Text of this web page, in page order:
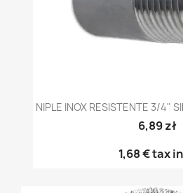
NIPLE INOX RESISTENTE 3/4"
6,89 zł
1,68 €tax